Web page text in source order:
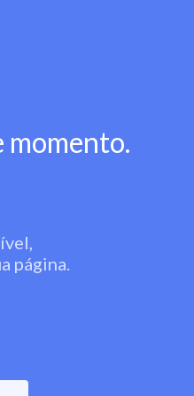
momento.
página.